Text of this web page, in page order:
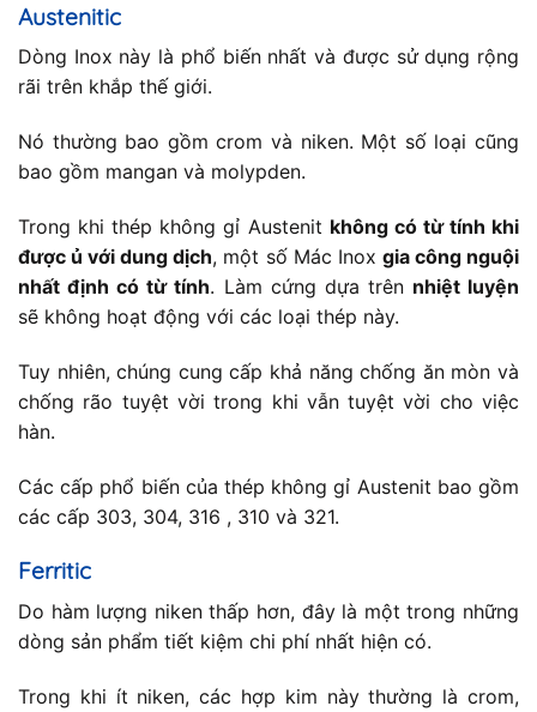
Austenitic
Dòng Inox này là phổ biến nhất và được sử dụng rộng
rãi trên khắp thế giới.
Nó thường bao gồm crom và niken. Một số loại cũng
bao gồm mangan và molypden.
Trong khi thép không gỉ Austenit không có từ tính khi
được ủ với dung dịch, một số Mác Inox gia công nguội
nhất định có từ tính. Làm cứng dựa trên nhiệt luyện
sẽ không hoạt động với các loại thép này.
Tuy nhiên, chúng cung cấp khả năng chống ăn mòn và
chống rão tuyệt vời trong khi vẫn tuyệt vời cho việc
hàn.
Các cấp phổ biến của thép không gỉ Austenit bao gồm
các cấp 303, 304, 316 , 310 và 321.
Ferritic
Do hàm lượng niken thấp hơn, đây là một trong những
dòng sản phẩm tiết kiệm chi phí nhất hiện có.
Trong khi ít niken, các hợp kim này thường là crom,